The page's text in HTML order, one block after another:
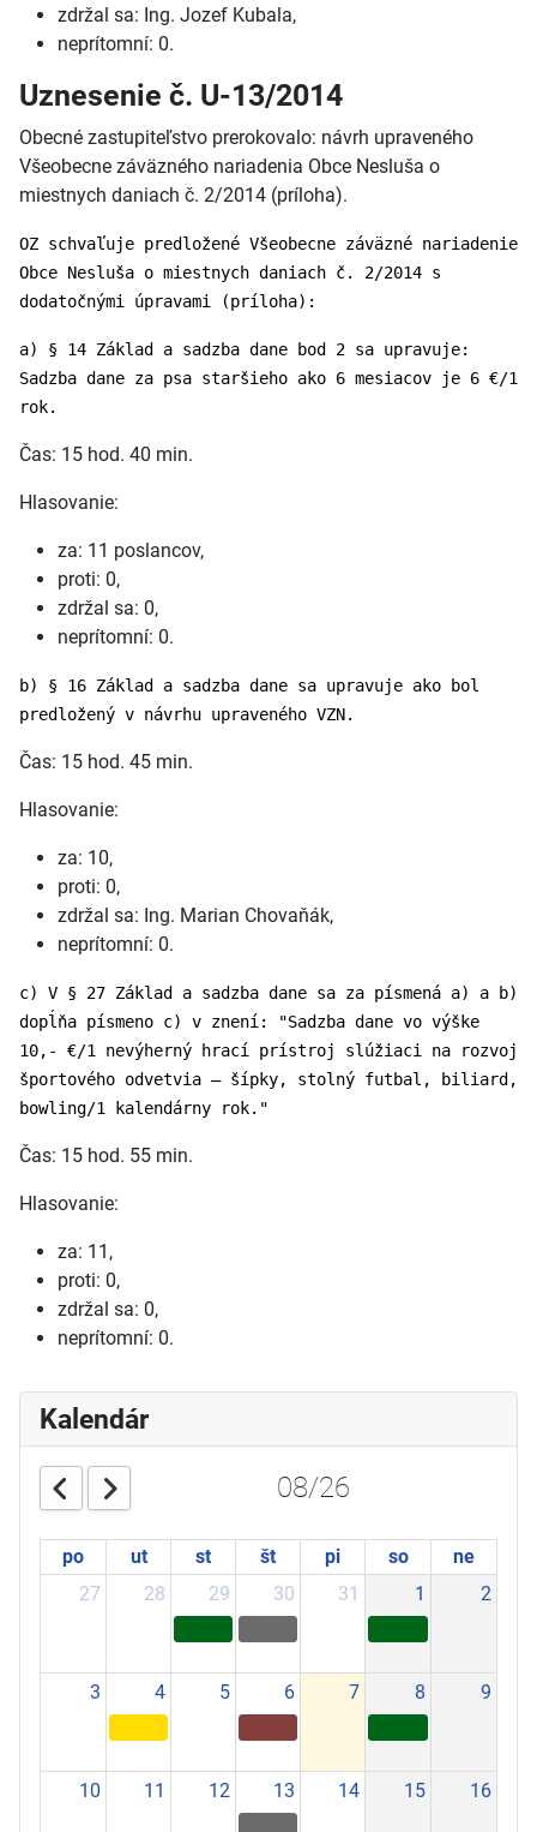
zdržal sa: Ing. Jozef Kubala,
neprítomní: 0.
Uznesenie č. U-13/2014
Obecné zastupiteľstvo prerokovalo: návrh upraveného
Všeobecne záväzného nariadenia Obce Nesluša o
miestnych daniach č. 2/2014 (príloha).
OZ schvaľuje predložené Všeobecne záväzné nariadenie
Obce Nesluša o miestnych daniach č. 2/2014 s
dodatočnými úpravami (príloha):
a) § 14 Základ a sadzba dane bod 2 sa upravuje:
Sadzba dane za psa staršieho ako 6 mesiacov je 6 €/1
rok.
Čas: 15 hod. 40 min.
Hlasovanie:
za: 11 poslancov,
proti: 0,
zdržal sa: 0,
neprítomní: 0.
b) § 16 Základ a sadzba dane sa upravuje ako bol
predložený v návrhu upraveného VZN.
Čas: 15 hod. 45 min.
Hlasovanie:
za: 10,
proti: 0,
zdržal sa: Ing. Marian Chovaňák,
neprítomní: 0.
c) V § 27 Základ a sadzba dane sa za písmená a) a b)
dopĺňa písmeno c) v znení: "Sadzba dane vo výške
10,- €/1 nevýherný hrací prístroj slúžiaci na rozvoj
športového odvetvia – šípky, stolný futbal, biliard,
bowling/1 kalendárny rok."
Čas: 15 hod. 55 min.
Hlasovanie:
za: 11,
proti: 0,
zdržal sa: 0,
neprítomní: 0.
Kalendár
08/26
po ut st št pi so
ne
27
28 29 30 31 1 2
3 4 5 6 7 8 9
10 11 12 13 14 15 16